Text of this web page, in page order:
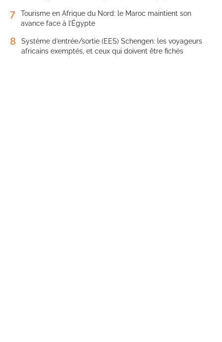
7
Tourisme en Afrique du Nord: le Maroc maintient son
avance face à l’Égypte
8
Système d’entrée/sortie (EES) Schengen: les voyageurs
africains exemptés, et ceux qui doivent être fichés